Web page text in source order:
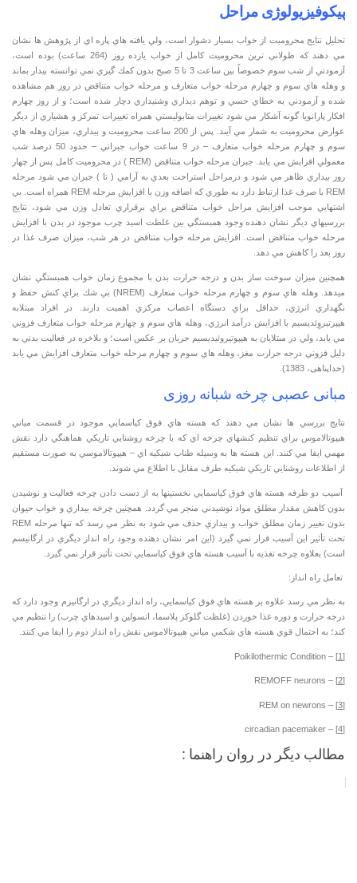
پيكوفيزيولوژی مراحل
تحليل نتايج محروميت از خواب بسيار دشوار است، ولي يافته هاي پاره اي از پژوهش ها نشان
مي دهند كه طولاني ترين محروميت كامل از خواب يازده روز (264 ساعت) بوده است،
آزمودني از شب سوم خصوصاً بين ساعت 3 تا 5 صبح بدون كمك گيري نمي توانسته بيدار بماند
و وهله هاي سوم و چهارم مرحله خواب متعارف و مرحله خواب متناقض در روز هم مشاهده
شده و آزمودني به خطاي حسي و توهم ديداري وشنيداري دچار شده است؛ و از روز چهارم
افكار پارانويا گونه آشكار مي شود تغييرات متابوليستي همراه تغييرات تمركز و هشياري از ديگر
عوارض محروميت به شمار مي آيند. پس از 200 ساعت محروميت و بيداري، ميزان وهله هاي
سوم و چهارم مرحله خواب متعارف – در 9 ساعت خواب جبراني – حدود 50 درصد شب
معمولي افزايش مي يابد. جبران مرحله خواب متناقض (REM ) در محروميت كامل پس از چهار
روز بيداري ظاهر مي شود و درمراحل استراحت بعدي به آرامي ( تا ) جبران مي شود مرحله
REM با صرف غذا ارتباط دارد به طوري كه اضافه وزن با افزايش مرحله REM همراه است. بي
اشتهايي موجب افزايش مراحل خواب متناقض براي برقراري تعادل وزن مي شود، نتايج
بررسيهاي ديگر نشان دهنده وجود همبستگي بين غلظت اسيد چرب موجود در بدن با افزايش
مرحله خواب متناقض است. افزايش مرحله خواب متناقض در هر شب، ميزان صرف غذا در
روز بعد را كاهش مي دهد.
همچنين ميزان سوخت ساز بدن و درجه حرارت بدن با مجموع زمان خواب همبستگي نشان
ميدهد. وهله هاي سوم و چهارم مرحله خواب متعارف (NREM) بي شك براي كنش حفظ و
نگهداري انرژي، حداقل براي دستگاه اعصاب مركزي اهميت دارند. در افراد مبتلابه
هيپرتيروِئديسيم با افزايش درآمد انرژي، وهله هاي سوم و چهارم مرحله خواب متعارف فزوني
مي يابد، ولي در مبتلايان به هيپوتيروئيديسيم جريان بر عكس است؛ و بلاخره در فعاليت بدني به
دليل فزوني درجه حرارت مغز، وهله هاي سوم و چهارم مرحله خواب متعارف افزايش مي يابد
(خداپناهی، 1383).
مبانی عصبی چرخه شبانه روزی
نتايج بررسي ها نشان مي دهند كه هسته هاي فوق كياسمايي موجود در قسمت مياني
هيپوتالاموس براي تنظيم كنشهاي چرخه اي كه با چرخه روشنايي تاريكي هماهنگي دارد نقش
مهمي ايفا مي كنند. اين هسته ها به وسيله طناب شبكيه اي – هيپوتالاموسي به صورت مستقيم
از اطلاعات روشنايي تاريكي شبكيه طرف مقابل با اطلاع مي شوند.
آسيب دو طرفه هسته هاي فوق كياسمايي نخستينها به از دست دادن چرخه فعاليت و نوشيدن
بدون كاهش مقدار مطلق مواد نوشيدني منجر مي گردد. همچنين چرخه بيداري و خواب حيوان
بدون تغيير زمان مطلق خواب و بيداري حذف مي شود به نظر مي رسد كه تنها مرحله REM
تحت تأثير اين آسيب قرار نمي گيرد (اين امر نشان دهنده وجود راه انداز ديگري در ارگانيسم
است) بعلاوه چرخه تغذيه با آسيب هسته هاي فوق كياسمايي تحت تأثير قرار نمي گيرد.
تعامل راه انداز:
به نظر مي رسد علاوه بر هسته هاي فوق كياسمايي، راه انداز ديگري در ارگانيزم وجود دارد كه
درجه حرارت و دوره غذا خوردن (غلظت گلوكز پلاسما، انسولين و اسيدهاي چرب) را تنظيم مي
كند؛ به احتمال قوي هسته هاي شكمي مياني هيپوتالاموس نقش راه انداز دوم را ايفا مي كنند.
[1]
– Poikilothermic Condition
[2]
– REMOFF neurons
[3]
– REM on newrons
[4]
– circadian pacemaker
مطالب دیگر در روان راهنما :